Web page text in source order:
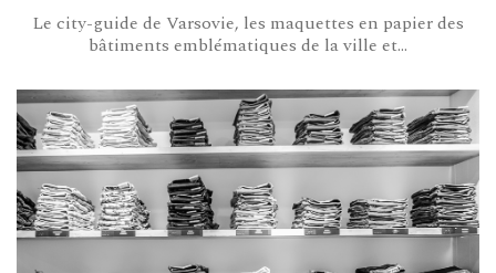
Le city-guide de Varsovie, les maquettes en papier des
bâtiments emblématiques de la ville et...